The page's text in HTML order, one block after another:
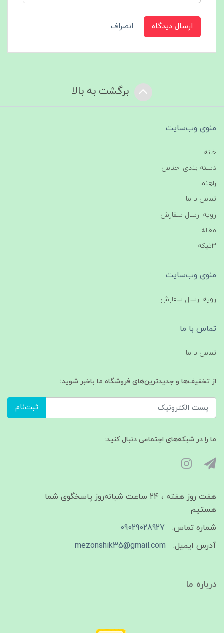
ارسال دیدگاه انصراف
برگشت به بالا
منوی وب‌سایت
خانه
دسته بندی اجناس
راهنما
تماس با ما
رویه ارسال سفارش
مقاله
3تیکه
منوی وب‌سایت
رویه ارسال سفارش
تماس با ما
تماس با ما
از تخفیف‌ها و جدیدترین‌های فروشگاه ما باخبر شوید:
ثبت‌نام
ما را در شبکه‌های اجتماعی دنبال کنید:
هفت روز هفته ، ۲۴ ساعت شبانه‌روز پاسخگوی شما
هستیم
شماره تماس:
09029028927
آدرس ایمیل:
mezonshik35@gmail.com
درباره ما